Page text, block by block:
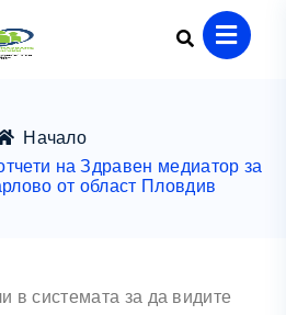
Начало
на Здравен медиатор за
от област Пловдив
в системата за да видите